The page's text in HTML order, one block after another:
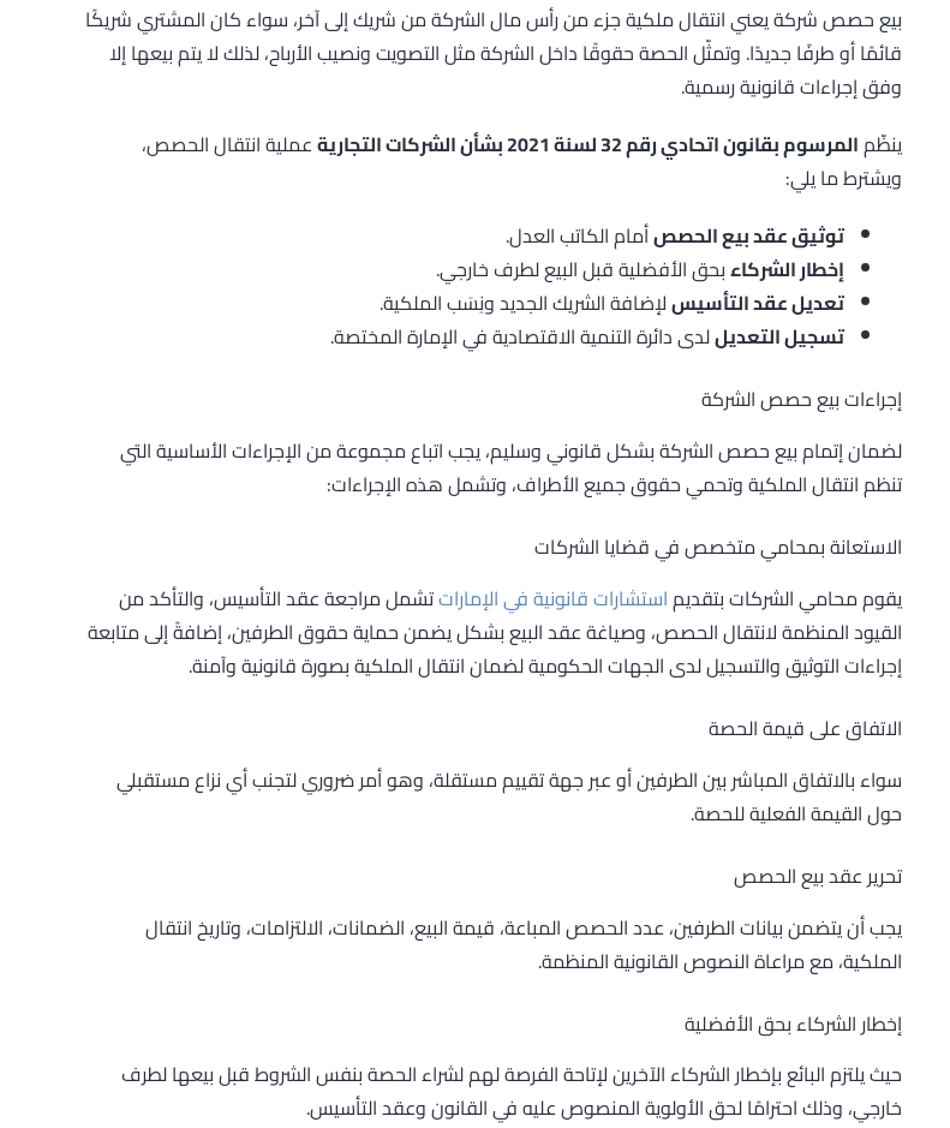
بيع حصص شركة يعني انتقال ملكية جزء من رأس مال الشركة من شريك إلى آخر، سواء كان المشتري شريكًا
قائمًا أو طرفًا جديدًا. وتمثّل الحصة حقوقًا داخل الشركة مثل التصويت ونصيب الأرباح، لذلك لا يتم بيعها إلا
وفق إجراءات قانونية رسمية.
ينظّمالمرسوم بقانون اتحادي رقم 32 لسنة 2021 بشأن الشركات التجارية
عملية انتقال الحصص،
ويشترط ما يلي:
توثيق عقد بيع الحصصأمام الكاتب العدل.
إخطار الشركاءبحق الأفضلية قبل البيع لطرف خارجي.
تعديل عقد التأسيسلإضافة الشريك الجديد ونِسَب الملكية.
تسجيل التعديللدى دائرة التنمية الاقتصادية في الإمارة المختصة.
إجراءات بيع حصص الشركة
لضمان إتمام بيع حصص الشركة بشكل قانوني وسليم، يجب اتباع مجموعة من الإجراءات الأساسية التي
تنظم انتقال الملكية وتحمي حقوق جميع الأطراف، وتشمل هذه الإجراءات:
الاستعانة بمحامي متخصص في قضايا الشركات
يقوم محامي الشركات بتقديماستشارات قانونية في الإماراتتشمل مراجعة عقد التأسيس، والتأكد من
القيود المنظمة لانتقال الحصص، وصياغة عقد البيع بشكل يضمن حماية حقوق الطرفين، إضافةً إلى متابعة
إجراءات التوثيق والتسجيل لدى الجهات الحكومية لضمان انتقال الملكية بصورة قانونية وآمنة.
الاتفاق على قيمة الحصة
سواء بالاتفاق المباشر بين الطرفين أو عبر جهة تقييم مستقلة، وهو أمر ضروري لتجنب أي نزاع مستقبلي
حول القيمة الفعلية للحصة.
تحرير عقد بيع الحصص
يجب أن يتضمن بيانات الطرفين، عدد الحصص المباعة، قيمة البيع، الضمانات، الالتزامات، وتاريخ انتقال
الملكية، مع مراعاة النصوص القانونية المنظمة.
إخطار الشركاء بحق الأفضلية
حيث يلتزم البائع بإخطار الشركاء الآخرين لإتاحة الفرصة لهم لشراء الحصة بنفس الشروط قبل بيعها لطرف
خارجي، وذلك احترامًا لحق الأولوية المنصوص عليه في القانون وعقد التأسيس.